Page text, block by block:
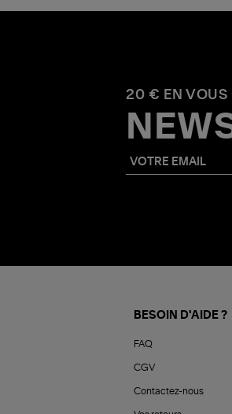
20 € EN VOUS
BESOIN D'AIDE ?
FAQ
CGV
Contactez-nous